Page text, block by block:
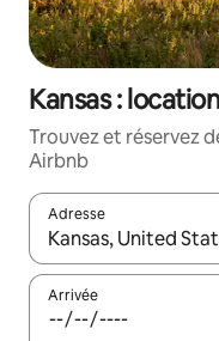
Kansas :
Trouvez et réservez
Airbnb
Adresse
Lorsque les résultats
Arrivée